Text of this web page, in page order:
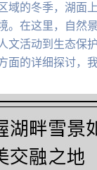
域的冬季，湖面
。在这里，自然
文活动到生态保
面的详细探讨，